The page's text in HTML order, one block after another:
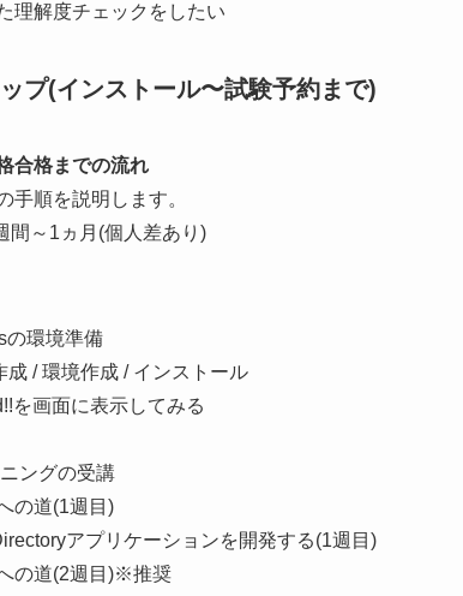
理解度チェックをしたい
プ(インストール〜試験予約まで)
合格までの流れ
順を説明します。
間～1ヵ月(個人差あり)
環境準備
成 / 環境作成 / インストール
を画面に表示してみる
ングの受講
の道(1週目)
アプリケーションを開発する(1週目)
の道(2週目)※推奨